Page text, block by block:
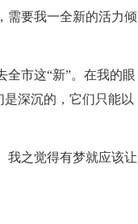
需要我一全新的活力倾
市这“新”。在我的眼
深沉的，它们只能以
我之觉得有梦就应该让